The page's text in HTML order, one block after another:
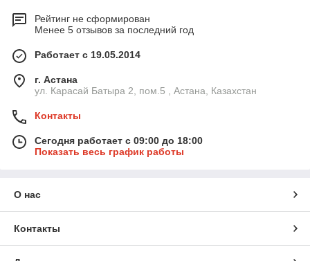
Рейтинг не сформирован
Менее 5 отзывов за последний год
Работает с 19.05.2014
г. Астана
ул. Карасай Батыра 2, пом.5 , Астана, Казахстан
Контакты
Сегодня работает с 09:00 до 18:00
Показать весь график работы
О нас
Контакты